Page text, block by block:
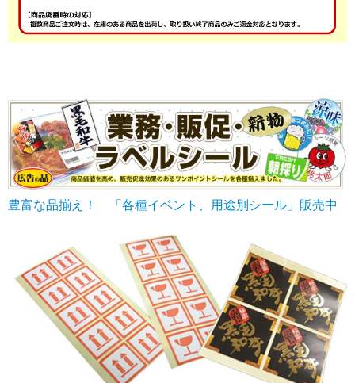
豊富な品揃え！ 「各種イベント、用途別シール」販売中